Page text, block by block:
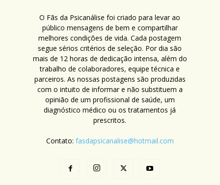
O Fãs da Psicanálise foi criado para levar ao
público mensagens de bem e compartilhar
melhores condições de vida. Cada postagem
segue sérios critérios de seleção. Por dia são
mais de 12 horas de dedicação intensa, além do
trabalho de colaboradores, equipe técnica e
parceiros. As nossas postagens são produzidas
com o intuito de informar e não substituem a
opinião de um profissional de saúde, um
diagnóstico médico ou os tratamentos já
prescritos.
Contato: fasdapsicanalise@hotmail.com